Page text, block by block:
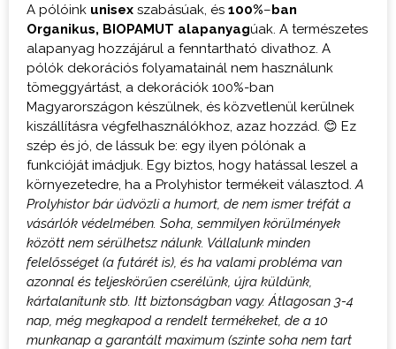
A pólóink unisex szabásúak, és 100%–ban
Organikus, BIOPAMUT alapanyagúak. A természetes
alapanyag hozzájárul a fenntartható divathoz. A
pólók dekorációs folyamatainál nem használunk
tömeggyártást, a dekorációk 100%-ban
Magyarországon készülnek, és közvetlenül kerülnek
kiszállításra végfelhasználókhoz, azaz hozzád. 😊 Ez
szép és jó, de lássuk be: egy ilyen pólónak a
funkcióját imádjuk. Egy biztos, hogy hatással leszel a
környezetedre, ha a Prolyhistor termékeit választod.A
Prolyhistor bár üdvözli a humort, de nem ismer tréfát a
vásárlók védelmében. Soha, semmilyen körülmények
között nem sérülhetsz nálunk. Vállalunk minden
felelősséget (a futárét is), és ha valami probléma van
azonnal és teljeskörűen cserélünk, újra küldünk,
kártalanítunk stb. Itt biztonságban vagy.Átlagosan 3-4
nap, még megkapod a rendelt termékeket, de a 10
munkanap a garantált maximum (szinte soha nem tart